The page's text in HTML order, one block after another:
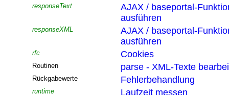
responseText
AJAX / baseportal-
ausführen
responseXML
AJAX / baseportal-
ausführen
rfc Cookies
Routinen parse - XML-Texte
Rückgabewerte Fehlerbehandlung
runtime Laufzeit messen